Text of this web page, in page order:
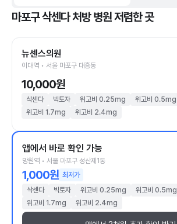
마포구 삭센다 처방 병원 저렴한 곳
뉴센스의원
이대역 • 서울 마포구 대흥동
10,000원
삭센다 빅토자 위고비 0.25mg 위고비 0.5mg
위고비 1.7mg
위고비 2.4mg
앱에서 바로 확인 가능
망원역 • 서울 마포구 성산제1동
1,000원 최저가
삭센다
빅토자 위고비 0.25mg 위고비 0.5mg
위고비 1.7mg
위고비 2.4mg